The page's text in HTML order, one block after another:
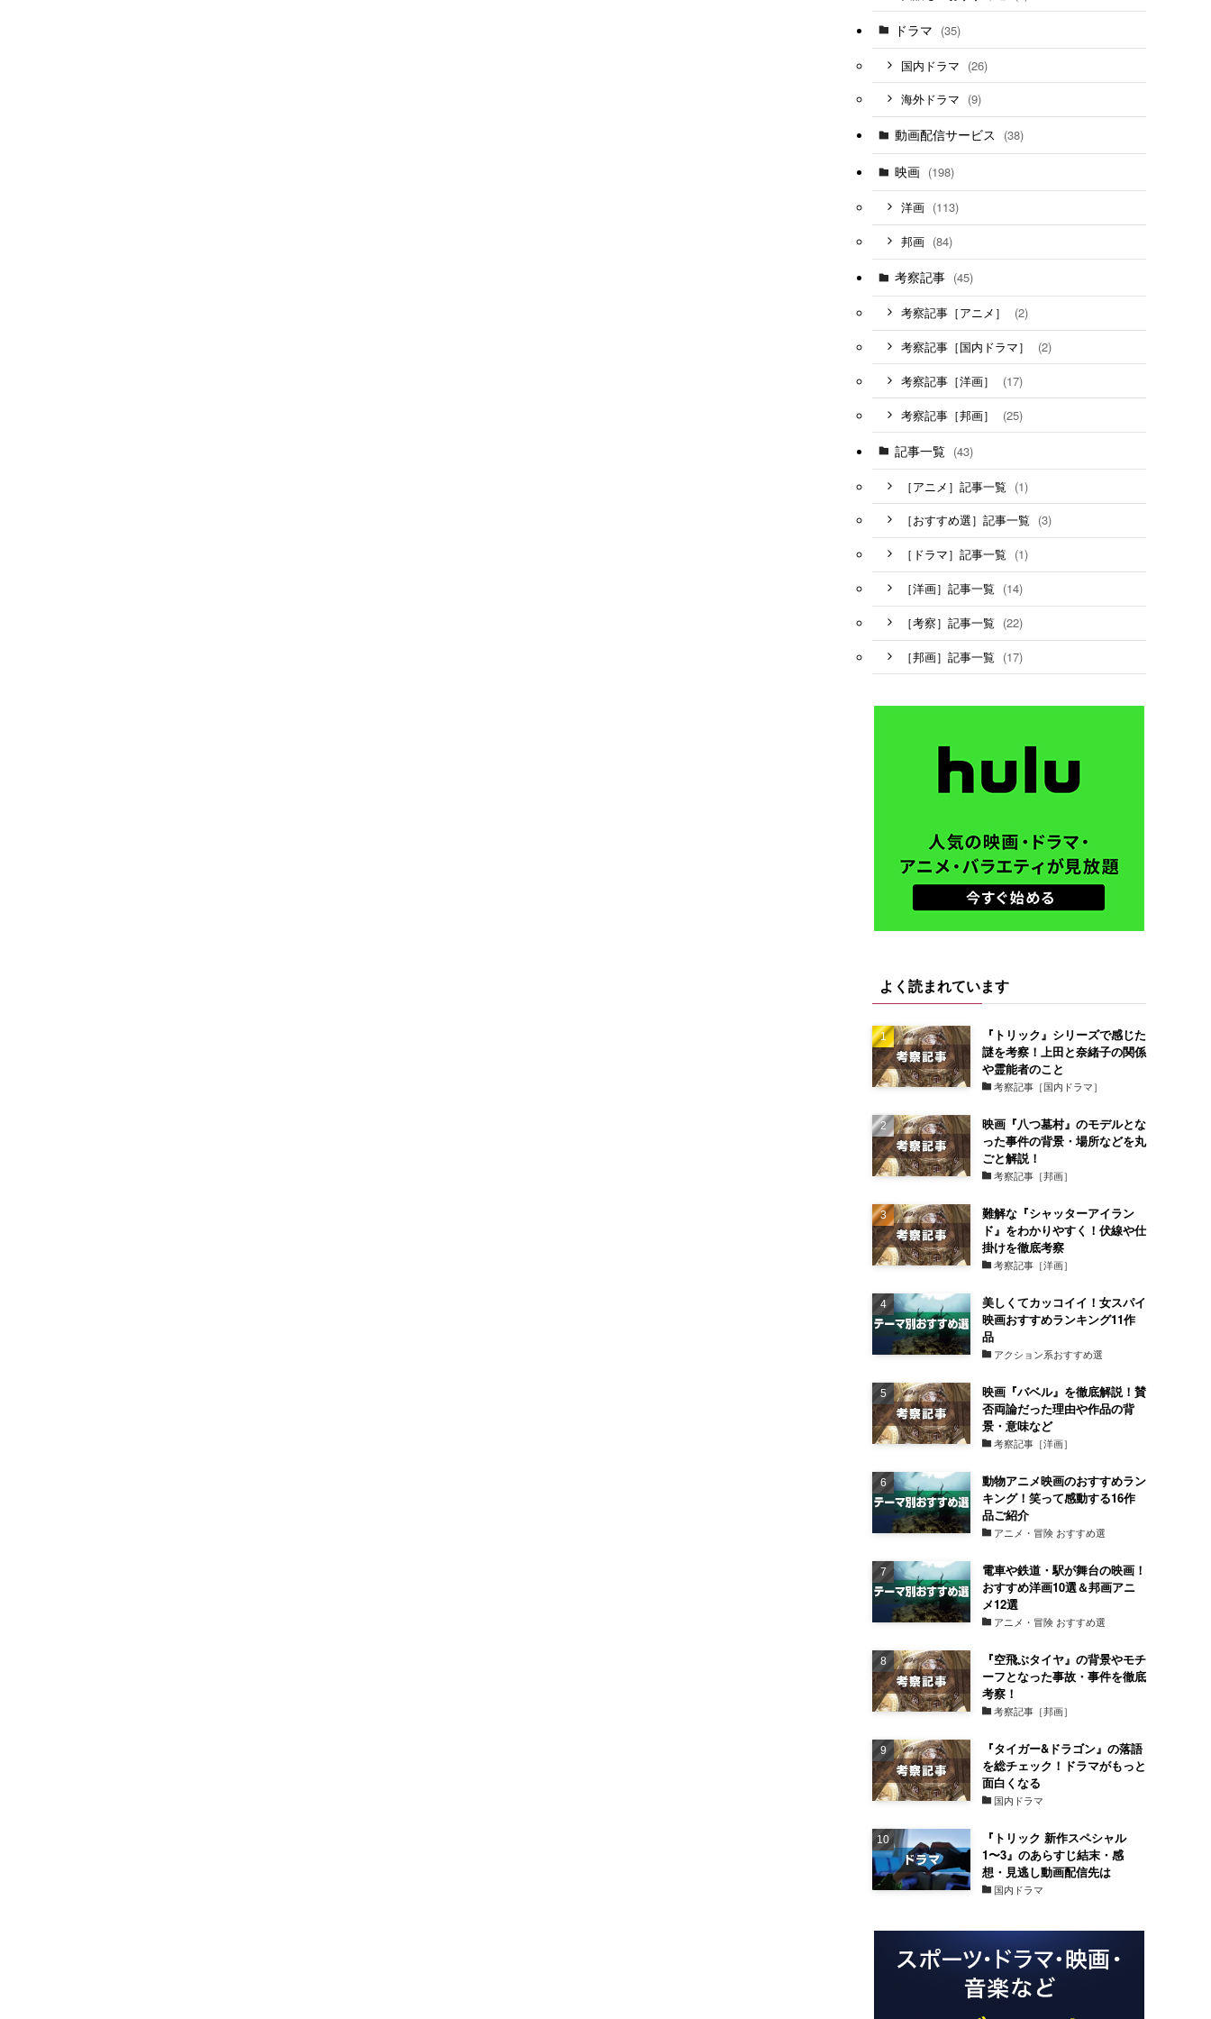
ドラマ (35)
国内ドラマ (26)
海外ドラマ (9)
動画配信サービス (38)
映画 (198)
洋画 (113)
邦画 (84)
考察記事 (45)
考察記事［アニメ］ (2)
考察記事［国内ドラマ］ (2)
考察記事［洋画］ (17)
考察記事［邦画］ (25)
記事一覧 (43)
［アニメ］記事一覧 (1)
［おすすめ選］記事一覧 (3)
［ドラマ］記事一覧 (1)
［洋画］記事一覧 (14)
［考察］記事一覧 (22)
［邦画］記事一覧 (17)
よく読まれています
『トリック』シリーズで感じた
謎を考察！上田と奈緒子の関係
や霊能者のこと
考察記事［国内ドラマ］
映画『八つ墓村』のモデルとな
った事件の背景・場所などを丸
ごと解説！
考察記事［邦画］
難解な『シャッターアイラン
ド』をわかりやすく！伏線や仕
掛けを徹底考察
考察記事［洋画］
美しくてカッコイイ！女スパイ
映画おすすめランキング11作
品
アクション系おすすめ選
映画『バベル』を徹底解説！賛
否両論だった理由や作品の背
景・意味など
考察記事［洋画］
動物アニメ映画のおすすめラン
キング！笑って感動する16作
品ご紹介
アニメ・冒険 おすすめ選
電車や鉄道・駅が舞台の映画！
おすすめ洋画10選＆邦画アニ
メ12選
アニメ・冒険 おすすめ選
『空飛ぶタイヤ』の背景やモチ
ーフとなった事故・事件を徹底
考察！
考察記事［邦画］
『タイガー&ドラゴン』の落語
を総チェック！ドラマがもっと
面白くなる
国内ドラマ
『トリック 新作スペシャル
1〜3』のあらすじ結末・感
想・見逃し動画配信先は
国内ドラマ